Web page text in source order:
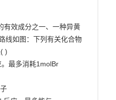
有效成分之一、一种异黄
线如图：下列有关化合物
)
最多消耗1molBr